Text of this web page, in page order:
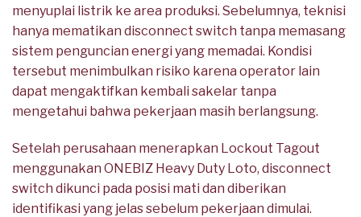
menyuplai listrik ke area produksi. Sebelumnya, teknisi
hanya mematikan disconnect switch tanpa memasang
sistem penguncian energi yang memadai. Kondisi
tersebut menimbulkan risiko karena operator lain
dapat mengaktifkan kembali sakelar tanpa
mengetahui bahwa pekerjaan masih berlangsung.
Setelah perusahaan menerapkan Lockout Tagout
menggunakan ONEBIZ Heavy Duty Loto, disconnect
switch dikunci pada posisi mati dan diberikan
identifikasi yang jelas sebelum pekerjaan dimulai.